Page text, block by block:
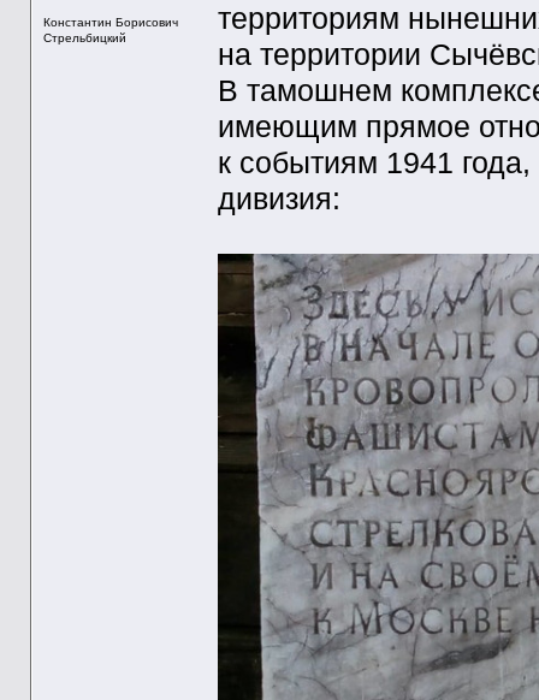
Константин Борисович
Стрельбицкий
территориям
на территории
В тамошнем
имеющим прямое
к событиям 1941
дивизия: